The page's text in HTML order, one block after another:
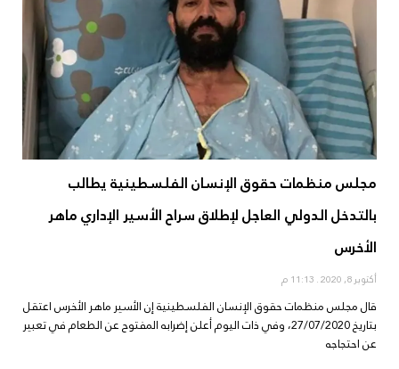
مجلس منظمات حقوق الإنسان الفلسطينية يطالب
بالتدخل الدولي العاجل لإطلاق سراح الأسير الإداري ماهر
الأخرس
أكتوبر 8, 2020
قال مجلس منظمات حقوق الإنسان الفلسطينية إن الأسير ماهر الأخرس اعتقل
بتاريخ 27/07/2020، وفي ذات اليوم أعلن إضرابه المفتوح عن الطعام في تعبير
عن احتجاجه